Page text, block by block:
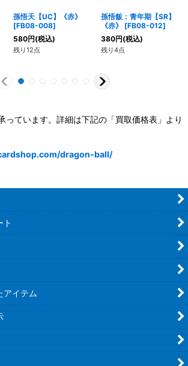
孫悟天【UC】《赤》
[FB08-008]
580円(税込)
残り12点
孫悟飯：青年期【SR】
《赤》
[FB08-012]
380円(税込)
残り4点
っています。詳細は下記の「買取価格表」より
dragon-ball/
ト
アイテム